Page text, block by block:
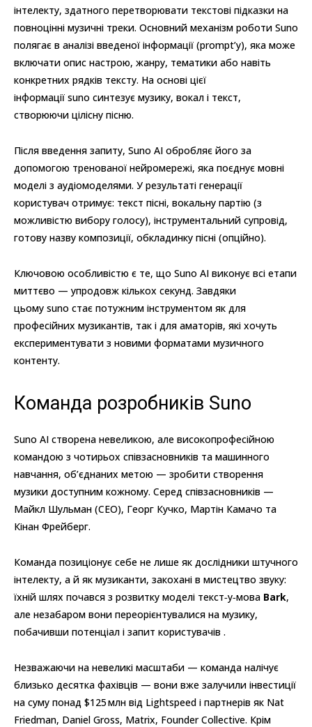
інтелекту, здатного перетворювати текстові підказки на
повноцінні музичні треки. Основний механізм роботи Suno
полягає в аналізі введеної інформації (prompt’у), яка може
включати опис настрою, жанру, тематики або навіть
конкретних рядків тексту. На основі цієї
інформації suno синтезує музику, вокал і текст,
створюючи цілісну пісню.
Після введення запиту, Suno AI обробляє його за
допомогою тренованої нейромережі, яка поєднує мовні
моделі з аудіомоделями. У результаті генерації
користувач отримує: текст пісні, вокальну партію (з
можливістю вибору голосу), інструментальний супровід,
готову назву композиції, обкладинку пісні (опційно).
Ключовою особливістю є те, що Suno AI виконує всі етапи
миттєво — упродовж кількох секунд. Завдяки
цьому suno стає потужним інструментом як для
професійних музикантів, так і для аматорів, які хочуть
експериментувати з новими форматами музичного
контенту.
Команда розробників Suno
Suno AI створена невеликою, але високопрофесійною
командою з чотирьох співзасновників та машинного
навчання, об’єднаних метою — зробити створення
музики доступним кожному. Серед співзасновників —
Майкл Шульман (CEO), Георг Кучко, Мартін Камачо та
Кінан Фрейберг.
Команда позиціонує себе не лише як дослідники штучного
інтелекту, а й як музиканти, закохані в мистецтво звуку:
їхній шлях почався з розвитку моделі текст‑у‑мова Bark,
але незабаром вони переорієнтувалися на музику,
побачивши потенціал і запит користувачів .
Незважаючи на невеликі масштаби — команда налічує
близько десятка фахівців — вони вже залучили інвестиції
на суму понад $125 млн від Lightspeed і партнерів як Nat
Friedman, Daniel Gross, Matrix, Founder Collective. Крім